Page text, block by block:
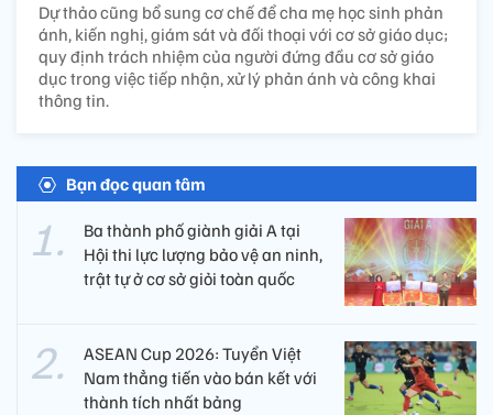
Dự thảo cũng bổ sung cơ chế để cha mẹ học sinh phản
ánh, kiến nghị, giám sát và đối thoại với cơ sở giáo dục;
quy định trách nhiệm của người đứng đầu cơ sở giáo
dục trong việc tiếp nhận, xử lý phản ánh và công khai
thông tin.
Bạn đọc quan tâm
Ba thành phố giành giải A tại
Hội thi lực lượng bảo vệ an ninh,
trật tự ở cơ sở giỏi toàn quốc
ASEAN Cup 2026: Tuyển Việt
Nam thẳng tiến vào bán kết với
thành tích nhất bảng